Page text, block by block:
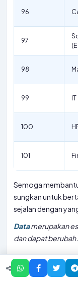
96
97
98
99
100
101
Semoga
sungkan untuk
sejalan dengan
Datamerupakan
dan dapat
Tips Melamar
Sejahtera